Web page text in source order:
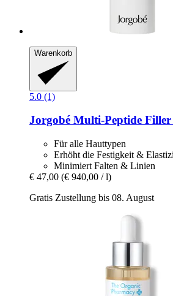
Warenkorb
5.0 (1)
Jorgobé Multi-​Peptide
Für alle Hauttypen
Erhöht die Festigkeit &
Minimiert Falten & Linien
€ 47,00 (€ 940,00 / l)
Gratis Zustellung bis 08. August